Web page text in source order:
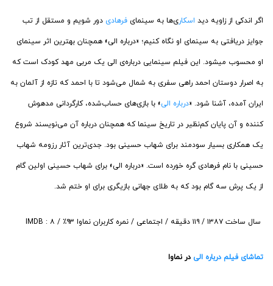
‏اگر اندکی از زاویه دید اسکاری‌ها به سینمای فرهادی دور شویم و مستقل از تب
جوایز دریافتی به سینمای او نگاه کنیم؛ «درباره الی» همچنان بهترین اثر سینمای
او محسوب میشود. این فیلم سینمایی درباره‌ی الی یک مربی مهد کودک است که
به اصرار دوستان احمد راهی سفری به شمال می‌شود تا با احمد که تازه از آلمان به
ایران آمده، آشنا شود. «درباره الی» با بازی‌های حساب‌شده، کارگردانی مدهوش
کننده و آن پایان کم‌نظیر در تاریخ سینما که همچنان درباره آن می‌نویسند شروع
یک همکاری بسیار سودمند برای شهاب حسینی بود. جدی‌ترین آثار رزومه شهاب
حسینی با نام فرهادی گره خورده است. «درباره الی» برای شهاب حسینی اولین گام
از یک پرش سه گام بود که به طلای جهانی بازیگری برای او ختم شد.
سال ساخت ۱۳۸۷ / ۱۱۹ دقیقه / اجتماعی / نمره کاربران نماوا ۹۳٪ / IMDB : ۸
تماشای فیلم درباره الی در نماوا